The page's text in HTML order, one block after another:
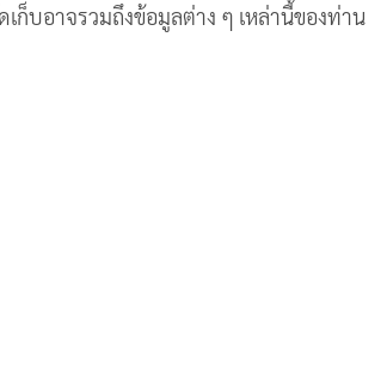
บอาจรวมถึงข้อมูลต่าง ๆ เหล่านี้ของท่าน